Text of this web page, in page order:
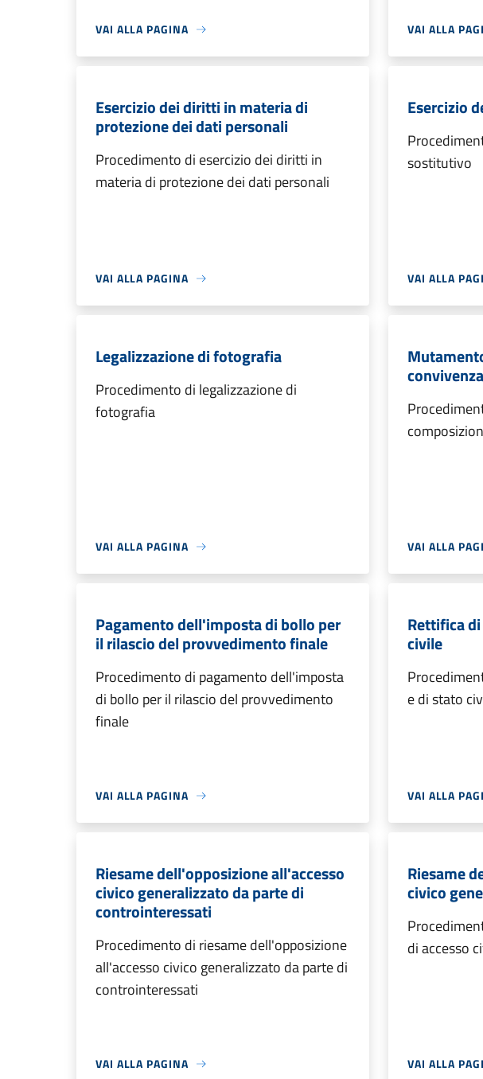
VAI ALLA PAGINA VAI ALLA
Esercizio dei diritti in materia di
protezione dei dati personali
Procedimento di esercizio dei diritti in
materia di protezione dei dati personali
VAI ALLA PAGINA
Esercizio
sostitutivo
VAI ALLA
Legalizzazione di fotografia
Procedimento di legalizzazione di
fotografia
VAI ALLA PAGINA
convivenza
VAI ALLA
Pagamento dell'imposta di bollo per
il rilascio del provvedimento finale
Procedimento di pagamento dell'imposta
di bollo per il rilascio del provvedimento
finale
VAI ALLA PAGINA
Rettifica
civile
e di stato
VAI ALLA
Riesame dell'opposizione all'accesso
civico generalizzato da parte di
controinteressati
Procedimento di riesame dell'opposizione
all'accesso civico generalizzato da parte di
controinteressati
VAI ALLA PAGINA
Riesame
civico
di accesso
VAI ALLA